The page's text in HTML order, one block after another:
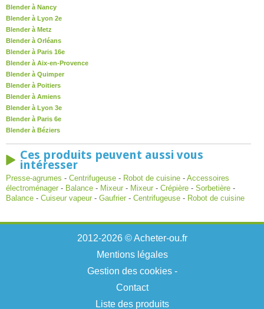
Blender à Nancy
Blender à Lyon 2e
Blender à Metz
Blender à Orléans
Blender à Paris 16e
Blender à Aix-en-Provence
Blender à Quimper
Blender à Poitiers
Blender à Amiens
Blender à Lyon 3e
Blender à Paris 6e
Blender à Béziers
Ces produits peuvent aussi vous
intéresser
Presse-agrumes - Centrifugeuse - Robot de cuisine - Accessoires
électroménager - Balance - Mixeur - Mixeur - Crépière - Sorbetière -
Balance - Cuiseur vapeur - Gaufrier - Centrifugeuse - Robot de cuisine
2012-2026 © Acheter-ou.fr
Mentions légales
Gestion des cookies-
Contact
Liste des produits